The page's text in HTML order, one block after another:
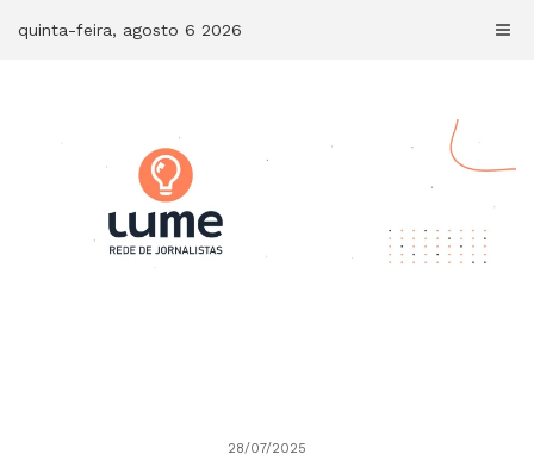
quinta-feira, agosto 6 2026
28/07/2025